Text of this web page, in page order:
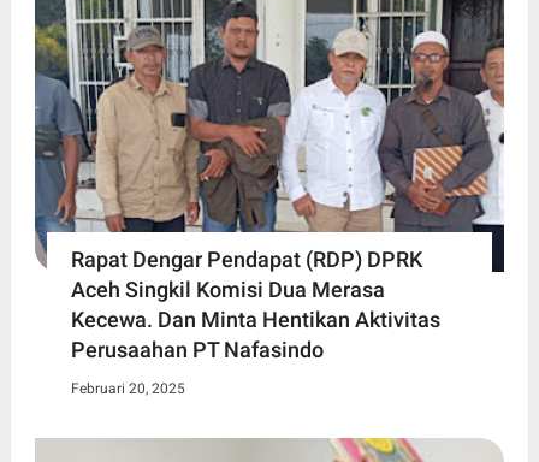
Rapat Dengar Pendapat (RDP) DPRK
Aceh Singkil Komisi Dua Merasa
Kecewa. Dan Minta Hentikan Aktivitas
Perusaahan PT Nafasindo
Februari 20, 2025